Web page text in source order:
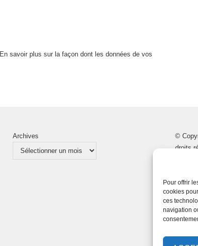
Pour offrir
cookies
ces
navigation
En savoir plus sur la façon dont les données de vos
Archives
©
droits